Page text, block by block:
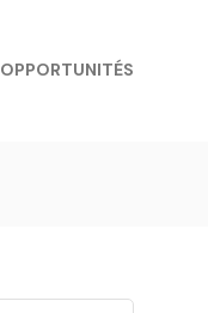
OPPORTUNITÉS